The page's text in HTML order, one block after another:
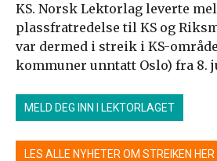
KS. Norsk Lektorlag leverte
plassfratredelse til KS og
var dermed i streik i KS-
kommuner unntatt Oslo) fra 8.
MELD DEG INN I LEKTORLAGET
LES ALLE NYHETER OM STREIKEN HER